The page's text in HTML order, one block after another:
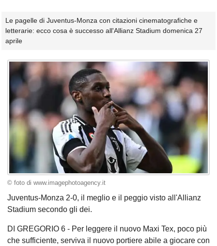
Le pagelle di Juventus-Monza con citazioni cinematografiche e
letterarie: ecco cosa è successo all'Allianz Stadium domenica 27
aprile
© foto di www.imagephotoagency.it
Juventus-Monza 2-0, il meglio e il peggio visto all'Allianz
Stadium secondo gli dei.
DI GREGORIO 6 - Per leggere il nuovo Maxi Tex, poco più
che sufficiente, serviva il nuovo portiere abile a giocare con